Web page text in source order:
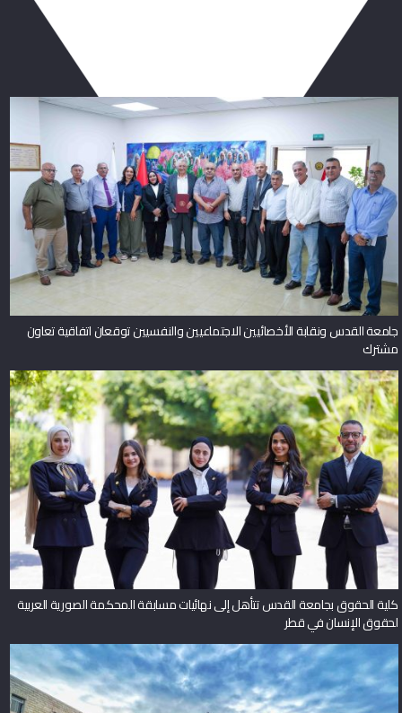
جامعة القدس ونقابة الأخصائيين الاجتماعيين والنفسيين توقعان اتفاقية تعاون
مشترك
كلية الحقوق بجامعة القدس تتأهل إلى نهائيات مسابقة المحكمة الصورية العربية
لحقوق الإنسان في قطر